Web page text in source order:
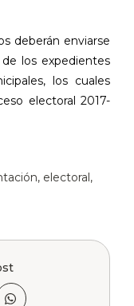
deberán enviarse
los expedientes
los cuales
electoral 2017-
, electoral ,